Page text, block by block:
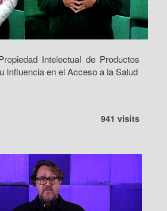
Intelectual de Productos
Influencia en el Acceso a la Salud
941 visits